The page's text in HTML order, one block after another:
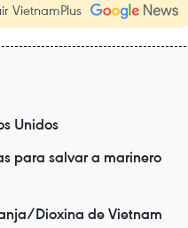
VietnamPlus
Unidos
para salvar a marinero
Dioxina de Vietnam